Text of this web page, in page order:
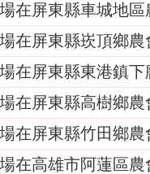
在屏東縣車城地區
在屏東縣崁頂鄉農
在屏東縣東港鎮下
在屏東縣高樹鄉農
在屏東縣竹田鄉農
在高雄市阿蓮區農